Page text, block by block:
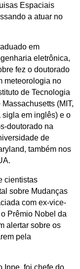
Espaciais
a atuar no
em
eletrônica,
fez o doutorado
meteorologia no
de Tecnologia
Massachusetts (MIT,
sigla em inglês) e o
doutorado na
de
também nos
cientistas
sobre Mudanças
com ex-vice-
Prêmio Nobel da
alertar sobre os
pela
Inpe, foi chefe do